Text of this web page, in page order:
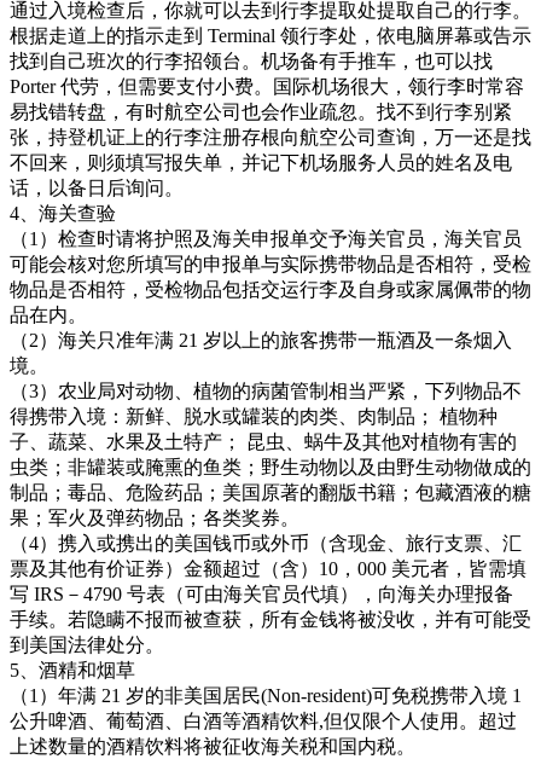
通过入境检查后，你就可以去到行李提取处提取自己的行李。
根据走道上的指示走到 Terminal 领行李处，依电脑屏幕或告示
找到自己班次的行李招领台。机场备有手推车，也可以找
Porter 代劳，但需要支付小费。国际机场很大，领行李时常容
易找错转盘，有时航空公司也会作业疏忽。找不到行李别紧
张，持登机证上的行李注册存根向航空公司查询，万一还是找
不回来，则须填写报失单，并记下机场服务人员的姓名及电
话，以备日后询问。
4、海关查验
（1）检查时请将护照及海关申报单交予海关官员，海关官员
可能会核对您所填写的申报单与实际携带物品是否相符，受检
物品是否相符，受检物品包括交运行李及自身或家属佩带的物
品在内。
（2）海关只准年满 21 岁以上的旅客携带一瓶酒及一条烟入
境。
（3）农业局对动物、植物的病菌管制相当严紧，下列物品不
得携带入境：新鲜、脱水或罐装的肉类、肉制品； 植物种
子、蔬菜、水果及土特产； 昆虫、蜗牛及其他对植物有害的
虫类；非罐装或腌熏的鱼类；野生动物以及由野生动物做成的
制品；毒品、危险药品；美国原著的翻版书籍；包藏酒液的糖
果；军火及弹药物品；各类奖券。
（4）携入或携出的美国钱币或外币（含现金、旅行支票、汇
票及其他有价证券）金额超过（含）10，000 美元者，皆需填
写 IRS－4790 号表（可由海关官员代填），向海关办理报备
手续。若隐瞒不报而被查获，所有金钱将被没收，并有可能受
到美国法律处分。
5、酒精和烟草
（1）年满 21 岁的非美国居民(Non-resident)可免税携带入境 1
公升啤酒、葡萄酒、白酒等酒精饮料,但仅限个人使用。超过
上述数量的酒精饮料将被征收海关税和国内税。